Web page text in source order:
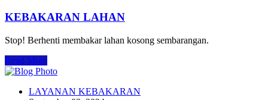
KEBAKARAN LAHAN
Stop! Berhenti membakar lahan kosong sembarangan.
Read More
LAYANAN KEBAKARAN